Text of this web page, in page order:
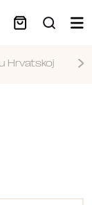
Hrvatskoj